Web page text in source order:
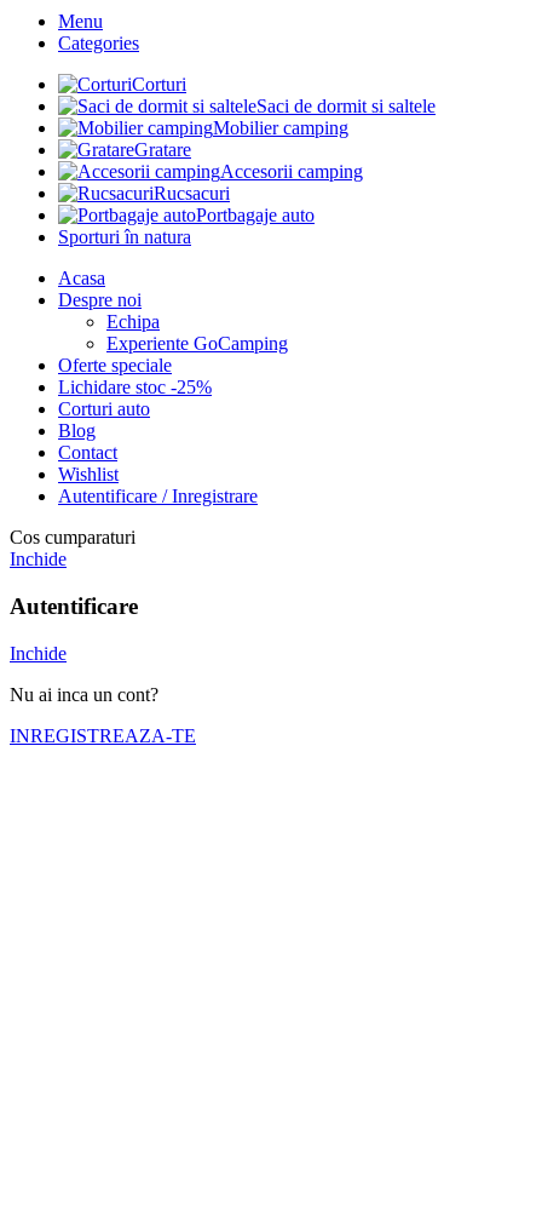
Menu
Categories
Corturi
Saci de dormit si saltele
Mobilier camping
Gratare
Accesorii camping
Rucsacuri
Portbagaje auto
Sporturi în natura
Acasa
Despre noi
Echipa
Experiente GoCamping
Oferte speciale
Lichidare stoc -25%
Corturi auto
Blog
Contact
Wishlist
Autentificare / Inregistrare
Cos cumparaturi
Inchide
Autentificare
Inchide
Nu ai inca un cont?
INREGISTREAZA-TE